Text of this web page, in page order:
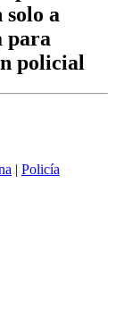
a
para
policial
| Policía